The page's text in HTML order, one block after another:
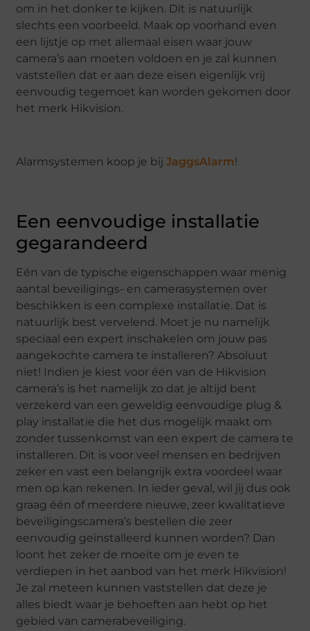
om in het donker te kijken. Dit is natuurlijk
slechts een voorbeeld. Maak op voorhand even
een lijstje op met allemaal eisen waar jouw
camera’s aan moeten voldoen en je zal kunnen
vaststellen dat er aan deze eisen eigenlijk vrij
eenvoudig tegemoet kan worden gekomen door
het merk Hikvision.
Alarmsystemen koop je bijJaggsAlarm!
Een eenvoudige installatie
gegarandeerd
Eén van de typische eigenschappen waar menig
aantal beveiligings- en camerasystemen over
beschikken is een complexe installatie. Dat is
natuurlijk best vervelend. Moet je nu namelijk
speciaal een expert inschakelen om jouw pas
aangekochte camera te installeren? Absoluut
niet! Indien je kiest voor één van de Hikvision
camera’s is het namelijk zo dat je altijd bent
verzekerd van een geweldig eenvoudige plug &
play installatie die het dus mogelijk maakt om
zonder tussenkomst van een expert de camera te
installeren. Dit is voor veel mensen en bedrijven
zeker en vast een belangrijk extra voordeel waar
men op kan rekenen. In ieder geval, wil jij dus ook
graag één of meerdere nieuwe, zeer kwalitatieve
beveiligingscamera’s bestellen die zeer
eenvoudig geïnstalleerd kunnen worden? Dan
loont het zeker de moeite om je even te
verdiepen in het aanbod van het merk Hikvision!
Je zal meteen kunnen vaststellen dat deze je
alles biedt waar je behoeften aan hebt op het
gebied van camerabeveiliging.